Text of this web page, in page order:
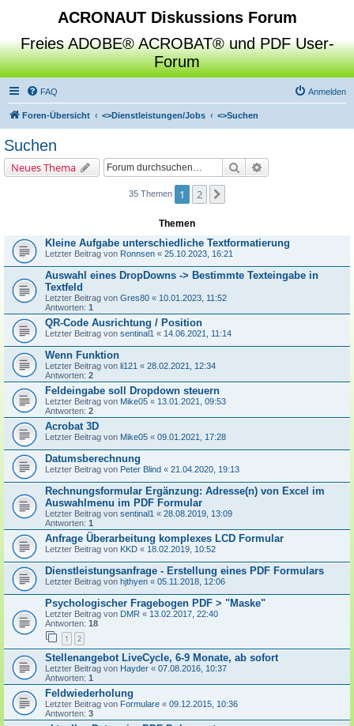
ACRONAUT Diskussions Forum
Freies ADOBE® ACROBAT® und PDF User-
Forum
FAQ Anmelden
Foren-Übersicht <>Dienstleistungen/Jobs <>Suchen
Suchen
Neues Thema Suche
35 Themen 1 2
Themen
Kleine Aufgabe unterschiedliche Textformatierung
Letzter Beitrag von Ronnsen « 25.10.2023, 16:21
Auswahl eines DropDowns -> Bestimmte Texteingabe in
Textfeld
Letzter Beitrag von Gres80 « 10.01.2023, 11:52
Antworten: 1
QR-Code Ausrichtung / Position
Letzter Beitrag von sentinal1 « 14.06.2021, 11:14
Wenn Funktion
Letzter Beitrag von li121 « 28.02.2021, 12:34
Antworten: 2
Feldeingabe soll Dropdown steuern
Letzter Beitrag von Mike05 « 13.01.2021, 09:53
Antworten: 2
Acrobat 3D
Letzter Beitrag von Mike05 « 09.01.2021, 17:28
Datumsberechnung
Letzter Beitrag von Peter Blind « 21.04.2020, 19:13
Rechnungsformular Ergänzung: Adresse(n) von Excel im
Auswahlmenu im PDF Formular
Letzter Beitrag von sentinal1 « 28.08.2019, 13:09
Antworten: 1
Anfrage Überarbeitung komplexes LCD Formular
Letzter Beitrag von KKD « 18.02.2019, 10:52
Dienstleistungsanfrage - Erstellung eines PDF Formulars
Letzter Beitrag von hjthyen « 05.11.2018, 12:06
Psychologischer Fragebogen PDF > "Maske"
Letzter Beitrag von DMR « 13.02.2017, 22:40
Antworten: 18
1 2
Stellenangebot LiveCycle, 6-9 Monate, ab sofort
Letzter Beitrag von Hayder « 07.08.2016, 10:37
Antworten: 1
Feldwiederholung
Letzter Beitrag von Formulare « 09.12.2015, 10:36
Antworten: 3